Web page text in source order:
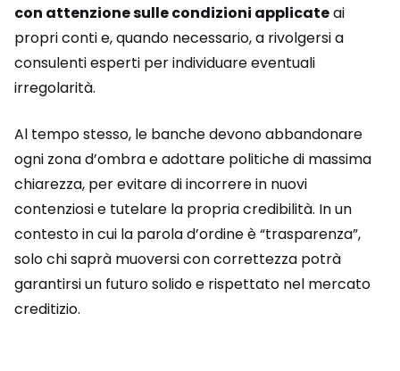
con attenzione sulle condizioni applicateai
propri conti e, quando necessario, a rivolgersi a
consulenti esperti per individuare eventuali
irregolarità.
Al tempo stesso, le banche devono abbandonare
ogni zona d’ombra e adottare politiche di massima
chiarezza, per evitare di incorrere in nuovi
contenziosi e tutelare la propria credibilità. In un
contesto in cui la parola d’ordine è “trasparenza”,
solo chi saprà muoversi con correttezza potrà
garantirsi un futuro solido e rispettato nel mercato
creditizio.